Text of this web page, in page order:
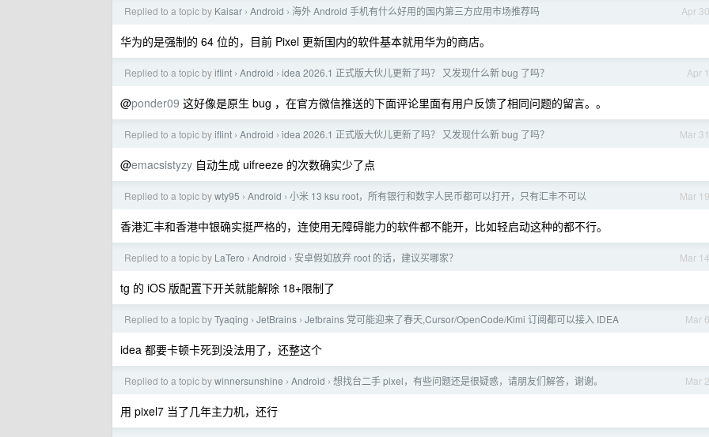
Apr 30
Replied to a topic by Kaisar › Android › 海外 Android 手机有什么好用的国内第三方应用市场推荐吗
华为的是强制的 64 位的，目前 Pixel 更新国内的软件基本就用华为的商店。
Apr 1
Replied to a topic byiflint › Android › idea 2026.1 正式版大伙儿更新了吗？ 又发现什么新 bug 了吗？
@ponder09 这好像是原生 bug ，在官方微信推送的下面评论里面有用户反馈了相同问题的留言。。
Mar 31
Replied to a topic byiflint › Android › idea 2026.1 正式版大伙儿更新了吗？ 又发现什么新 bug 了吗？
@emacsistyzy 自动生成 uifreeze 的次数确实少了点
Mar 19
Replied to a topic bywty95 › Android › 小米 13 ksu root，所有银行和数字人民币都可以打开，只有汇丰不可以
香港汇丰和香港中银确实挺严格的，连使用无障碍能力的软件都不能开，比如轻启动这种的都不行。
Mar 14
Replied to a topic by LaTero › Android › 安卓假如放弃 root 的话，建议买哪家？
tg 的 iOS 版配置下开关就能解除 18+限制了
Mar 6
Replied to a topic byTyaqing › JetBrains › Jetbrains 党可能迎来了春天,Cursor/OpenCode/Kimi 订阅都可以接入 IDEA
idea 都要卡顿卡死到没法用了，还整这个
Mar 2
Replied to a topic bywinnersunshine › Android › 想找台二手 pixel，有些问题还是很疑惑，请朋友们解答，谢谢。
用 pixel7 当了几年主力机，还行